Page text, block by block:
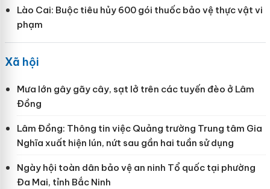
Lào Cai: Buộc tiêu hủy 600 gói thuốc bảo vệ thực vật vi
phạm
Xã hội
Mưa lớn gây gãy cây, sạt lở trên các tuyến đèo ở Lâm
Đồng
Lâm Đồng: Thông tin việc Quảng trường Trung tâm Gia
Nghĩa xuất hiện lún, nứt sau gần hai tuần sử dụng
Ngày hội toàn dân bảo vệ an ninh Tổ quốc tại phường
Đa Mai, tỉnh Bắc Ninh